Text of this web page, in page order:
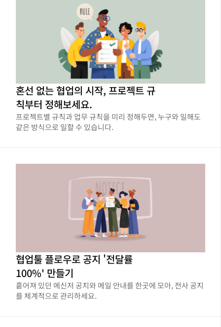
혼선 없는 협업의 시작, 프로젝트 규
칙부터 정해보세요.
프로젝트별 규칙과 업무 규칙을 미리 정해두면, 누구와 일해도
같은 방식으로 일할 수 있습니다.
협업툴 플로우로 공지 '전달률
100%' 만들기
흩어져 있던 메신저 공지와 메일 안내를 한곳에 모아, 전사 공지
를 체계적으로 관리하세요.